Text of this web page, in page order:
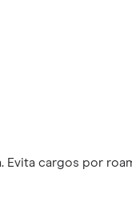
Evita cargos por